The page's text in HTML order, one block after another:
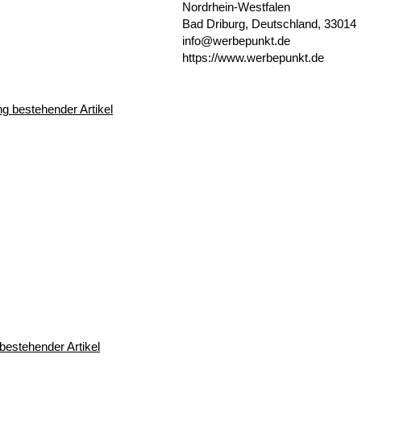
Nordrhein-Westfalen
Bad Driburg, Deutschland, 33014
info@werbepunkt.de
https://www.werbepunkt.de
Artikel